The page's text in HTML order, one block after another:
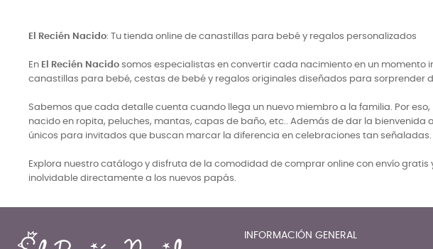
El Recién Nacido: Tu tienda online de canastillas para bebé y regalos personalizados
En El Recién Nacido somos especialistas en convertir cada nacimiento en un
canastillas para bebé, cestas de bebé y regalos originales diseñados para sorprender
Sabemos que cada detalle cuenta cuando llega un nuevo miembro a la familia. Por
nacido en ropita, peluches, mantas, capas de baño, etc.. Además de dar la
únicos para invitados que buscan marcar la diferencia en celebraciones tan señaladas.
Explora nuestro catálogo y disfruta de la comodidad de comprar online con envío
inolvidable directamente a los nuevos papás.
INFORMACIÓN GENERAL